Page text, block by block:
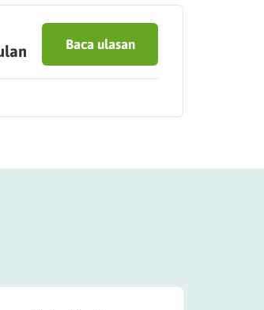
Baca ulasan